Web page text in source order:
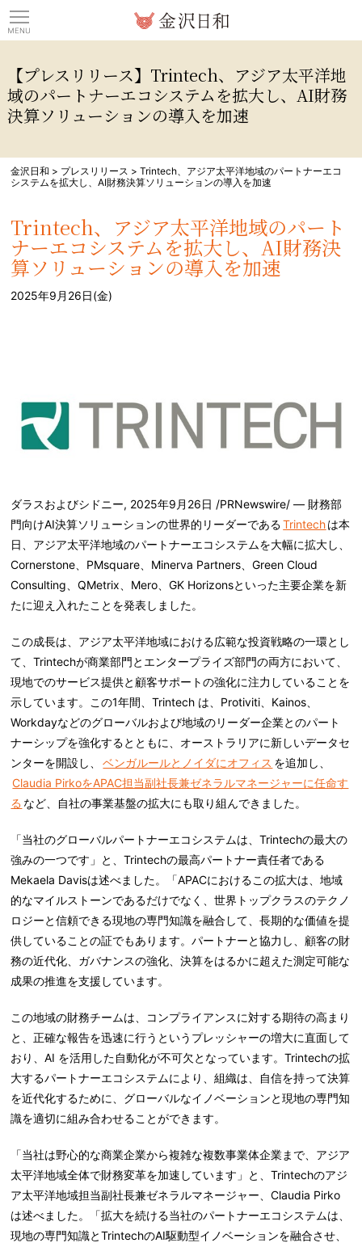
【プレスリリース】Trintech、アジア太平洋地
域のパートナーエコシステムを拡大し、AI財務
決算ソリューションの導入を加速
金沢日和 > プレスリリース >Trintech、アジア太平洋地域のパートナーエコ
システムを拡大し、AI財務決算ソリューションの導入を加速
Trintech、アジア太平洋地域のパート
ナーエコシステムを拡大し、AI財務決
算ソリューションの導入を加速
2025年9月26日(金)
ダラスおよびシドニー, 2025年9月26日 /PRNewswire/ — 財務部
門向けAI決算ソリューションの世界的リーダーである Trintechは本
日、アジア太平洋地域のパートナーエコシステムを大幅に拡大し、
Cornerstone、PMsquare、Minerva Partners、Green Cloud
Consulting、QMetrix、Mero、GK Horizonsといった主要企業を新
たに迎え入れたことを発表しました。
この成長は、アジア太平洋地域における広範な投資戦略の一環とし
て、Trintechが商業部門とエンタープライズ部門の両方において、
現地でのサービス提供と顧客サポートの強化に注力していることを
示しています。この1年間、Trintech は、Protiviti、Kainos、
Workdayなどのグローバルおよび地域のリーダー企業とのパート
ナーシップを強化するとともに、オーストラリアに新しいデータセ
ンターを開設し、
ベンガルールとノイダにオフィス を追加し、
Claudia PirkoをAPAC担当副社長兼ゼネラルマネージャーに任命す
る など、自社の事業基盤の拡大にも取り組んできました。
「当社のグローバルパートナーエコシステムは、Trintechの最大の
強みの一つです」と、Trintechの最高パートナー責任者である
Mekaela Davisは述べました。「APACにおけるこの拡大は、地域
的なマイルストーンであるだけでなく、世界トップクラスのテクノ
ロジーと信頼できる現地の専門知識を融合して、長期的な価値を提
供していることの証でもあります。パートナーと協力し、顧客の財
務の近代化、ガバナンスの強化、決算をはるかに超えた測定可能な
成果の推進を支援しています。
この地域の財務チームは、コンプライアンスに対する期待の高まり
と、正確な報告を迅速に行うというプレッシャーの増大に直面して
おり、AI を活用した自動化が不可欠となっています。Trintechの拡
大するパートナーエコシステムにより、組織は、自信を持って決算
を近代化するために、グローバルなイノベーションと現地の専門知
識を適切に組み合わせることができます。
「当社は野心的な商業企業から複雑な複数事業体企業まで、アジア
太平洋地域全体で財務変革を加速しています」と、Trintechのアジ
ア太平洋地域担当副社長兼ゼネラルマネージャー、Claudia Pirko
は述べました。「拡大を続ける当社のパートナーエコシステムは、
現地の専門知識とTrintechのAI駆動型イノベーションを融合させ、